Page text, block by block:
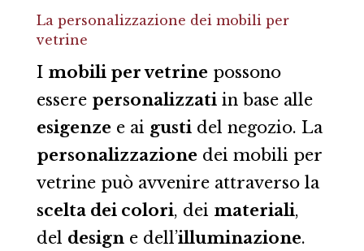
La personalizzazione dei mobili per
vetrine
I mobili per vetrinepossono
essere personalizzatiin base alle
esigenzee ai gustidel negozio. La
personalizzazionedei mobili per
vetrine può avvenire attraverso la
scelta dei colori, dei materiali,
del designe dell’illuminazione.